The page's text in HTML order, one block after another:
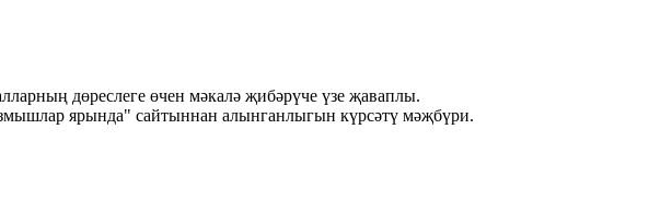
дөреслеге өчен мәкалә җибәрүче үзе җаваплы.
ярында" сайтыннан алынганлыгын күрсәтү мәҗбүри.